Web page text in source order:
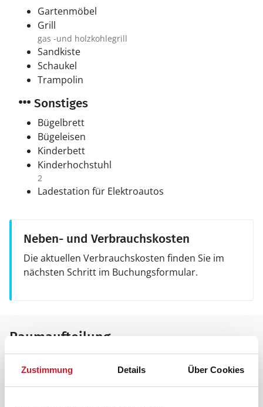
Zustimmung Details Über Cookies
Gartenmöbel
Grill
gas -und holzkohlegrill
Sandkiste
Schaukel
Trampolin
Sonstiges
Bügelbrett
Bügeleisen
Kinderbett
Kinderhochstuhl
2
Ladestation für Elektroautos
Neben- und Verbrauchskosten
Die aktuellen Verbrauchskosten finden Sie im
nächsten Schritt im Buchungsformular.
Raumaufteilung